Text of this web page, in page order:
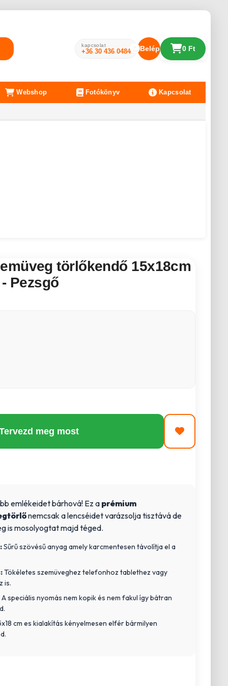
kapcsolat
+36 30 436 0484 Belépés 0 Ft
Webshop Fotókönyv Kapcsolat
törlőkendő 15x18cm
Pezsgő
meg most
emlékeidet bárhová! Ez a prémium
nemcsak a lencséidet varázsolja tisztává de
is mosolyogtat majd téged.
Sűrű szövésű anyag amely karcmentesen távolítja el a
Tökéletes szemüveghez telefonhoz tablethez vagy
is.
A speciális nyomás nem kopik és nem fakul így bátran
cm es kialakítás kényelmesen elfér bármilyen